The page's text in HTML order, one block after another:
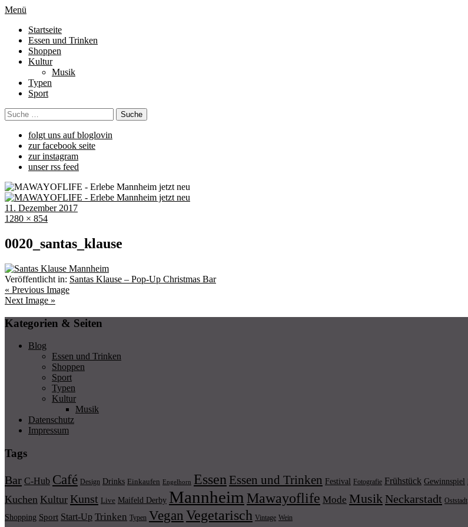
Menü
Startseite
Essen und Trinken
Shoppen
Kultur
Musik
Typen
Sport
folgt uns auf bloglovin
zur facebook seite
zur instagram
unser rss feed
11. Dezember 2017
1280 × 854
0020_santas_klause
Veröffentlicht in: Santas Klause – Pop-Up Christmas Bar
« Previous Image
Next Image »
Kategorien & Seiten
Blog
Essen und Trinken
Shoppen
Sport
Typen
Kultur
Musik
Datenschutz
Impressum
Tags
Bar C-Hub Café Design Drinks Einkaufen Engelhorn Essen Essen und Trinken Festival Fotografie Frühstück Gewinnspiel
Kuchen Kultur Kunst Live Maifeld Derby Mannheim Mawayoflife Mode Musik Neckarstadt Oststadt
Shopping Sport Start-Up Trinken Typen Vegan Vegetarisch Vintage Wein